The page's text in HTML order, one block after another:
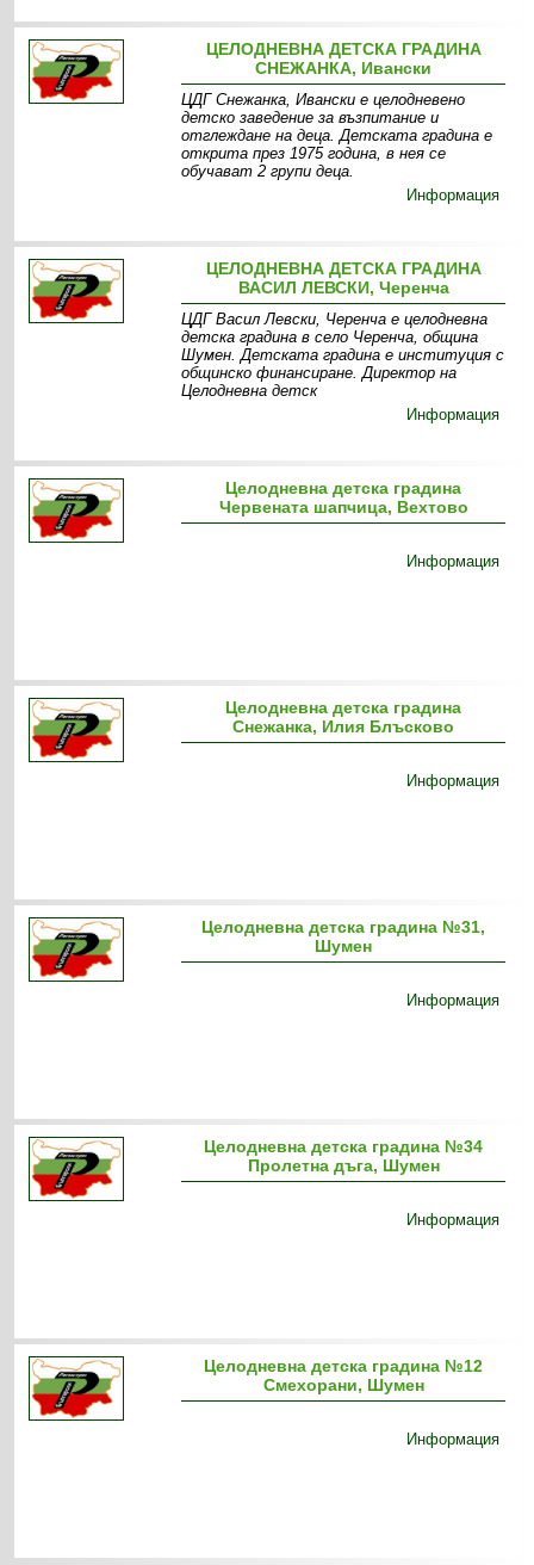
ЦЕЛОДНЕВНА ДЕТСКА ГРАДИНА
СНЕЖАНКА, Ивански
ЦДГ Снежанка, Ивански е целодневено
детско заведение за възпитание и
отглеждане на деца. Детската градина е
открита през 1975 година, в нея се
обучават 2 групи деца.
Информация
ЦЕЛОДНЕВНА ДЕТСКА ГРАДИНА
ВАСИЛ ЛЕВСКИ, Черенча
ЦДГ Васил Левски, Черенча е целодневна
детска градина в село Черенча, община
Шумен. Детската градина е институция с
общинско финансиране. Директор на
Целодневна детск
Информация
Целодневна детска градина
Червената шапчица, Вехтово
Информация
Целодневна детска градина
Снежанка, Илия Блъсково
Информация
Целодневна детска градина №31,
Шумен
Информация
Целодневна детска градина №34
Пролетна дъга, Шумен
Информация
Целодневна детска градина №12
Смехорани, Шумен
Информация